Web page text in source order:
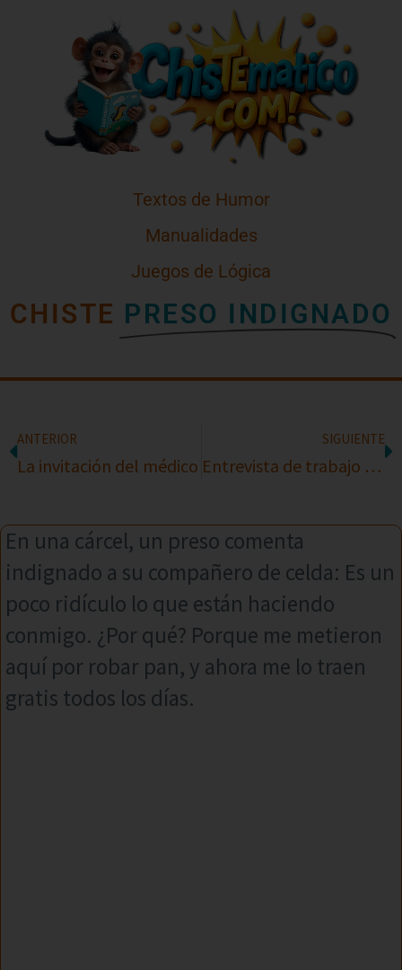
Textos de Humor
Manualidades
Juegos de Lógica
CHISTE PRESO INDIGNADO
ANTERIOR
La invitación del médico
SIGUIENTE
Entrevista de trabajo para puesto de secretaria
En una cárcel, un preso comenta
indignado a su compañero de celda: Es un
poco ridículo lo que están haciendo
conmigo. ¿Por qué? Porque me metieron
aquí por robar pan, y ahora me lo traen
gratis todos los días.